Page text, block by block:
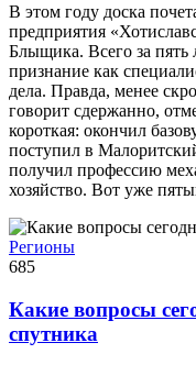
В этом году доска
предприятия
Блыщика. Всего за пять
признание как
дела. Правда, менее
говорит сдержанно,
короткая: окончил
поступил в
получил профессию
хозяйство. Вот уже
Регионы
685
Какие вопросы
спутника